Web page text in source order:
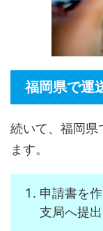
福岡県で運
続いて、福岡県
ます。
申請書を
支局へ提出